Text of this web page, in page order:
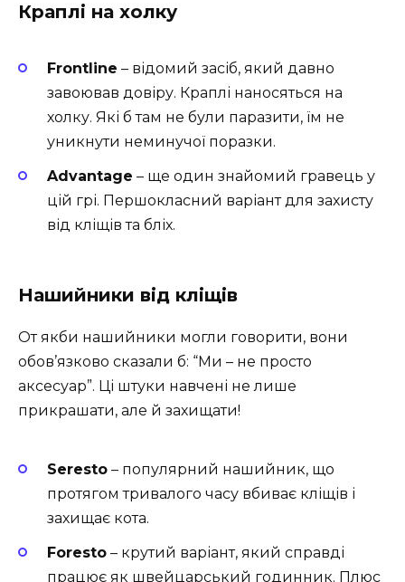
Краплі на холку
Frontline – відомий засіб, який давно
завоював довіру. Краплі наносяться на
холку. Які б там не були паразити, їм не
уникнути неминучої поразки.
Advantage – ще один знайомий гравець у
цій грі. Першокласний варіант для захисту
від кліщів та бліх.
Нашийники від кліщів
От якби нашийники могли говорити, вони
обов’язково сказали б: “Ми – не просто
аксесуар”. Ці штуки навчені не лише
прикрашати, але й захищати!
Seresto – популярний нашийник, що
протягом тривалого часу вбиває кліщів і
захищає кота.
Foresto – крутий варіант, який справді
працює як швейцарський годинник. Плюс